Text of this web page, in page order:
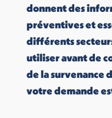
donnent des
préventives et
différents
utiliser avant de
de la survenance
votre demande